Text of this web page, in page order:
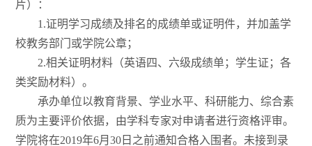
片）：
1.证明学习成绩及排名的成绩单或证明件，并加盖学
校教务部门或学院公章；
2.相关证明材料（英语四、六级成绩单；学生证；各
类奖励材料）。
承办单位以教育背景、学业水平、科研能力、综合素
质为主要评价依据，由学科专家对申请者进行资格评审。
学院将在2019年6月30日之前通知合格入围者。未接到录